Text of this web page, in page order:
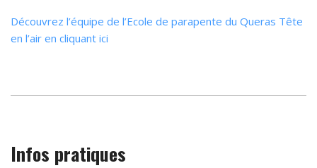
Découvrez l’équipe de l’Ecole de parapente du Queras Tête
en l’air en cliquant ici
Infos pratiques